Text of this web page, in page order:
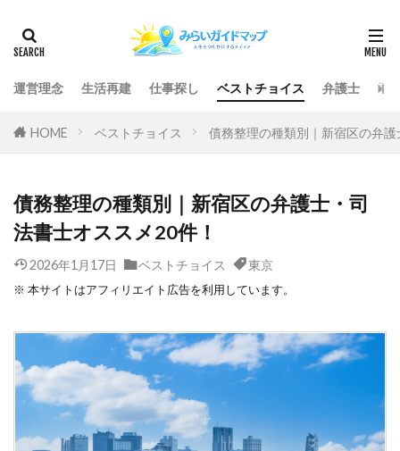
運営理念 生活再建 仕事探し ベストチョイス 弁護士 司
HOME ベストチョイス 債務整理の種類別｜新宿区の弁
債務整理の種類別｜新宿区の弁護士・司
法書士オススメ20件！
2026年1月17日 ベストチョイス 東京
※ 本サイトはアフィリエイト広告を利用しています。